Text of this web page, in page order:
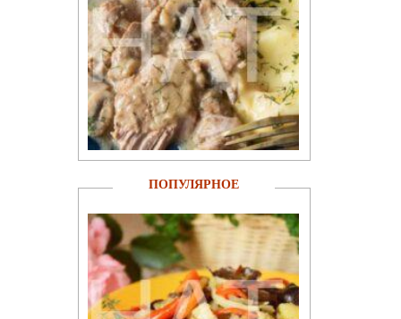
ПОПУЛЯРНОЕ